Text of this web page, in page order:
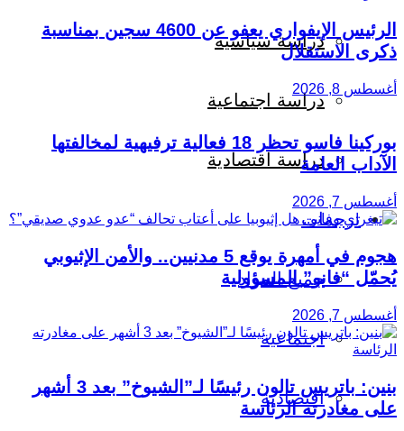
دراسة سياسية
دراسة اجتماعية
دراسة اقتصادية
ترجمات
جميع المواد
اجتماعية
اقتصادية
الرئيس الإيفواري يعفو عن 4600 سجين بمناسبة
ذكرى الاستقلال
أغسطس 8, 2026
بوركينا فاسو تحظر 18 فعالية ترفيهية لمخالفتها
الآداب العامة
أغسطس 7, 2026
هجوم في أمهرة يوقع 5 مدنيين.. والأمن الإثيوبي
يُحمّل “فانو” المسؤولية
أغسطس 7, 2026
بنين: باتريس تالون رئيسًا لـ”الشيوخ” بعد 3 أشهر
على مغادرته الرئاسة